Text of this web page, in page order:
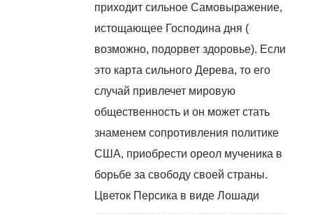
приходит сильное Самовыражение,
истощающее Господина дня (
возможно, подорвет здоровье). Если
это карта сильного Дерева, то его
случай привлечет мировую
общественность и он может стать
знаменем сопротивления политике
США, приобрести ореол мученика в
борьбе за свободу своей страны.
Цветок Персика в виде Лошади